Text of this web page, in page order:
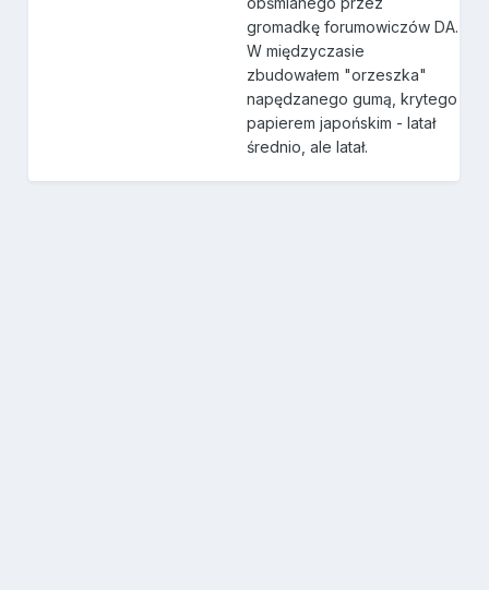
gromadkę forumowiczów DA.
W międzyczasie
zbudowałem "orzeszka"
napędzanego gumą, krytego
papierem japońskim - latał
średnio, ale latał.